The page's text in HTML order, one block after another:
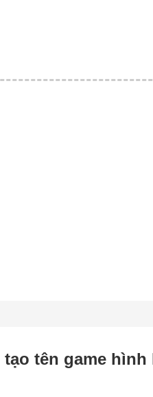
tên game hình